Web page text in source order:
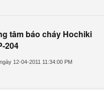
tâm báo cháy Hochiki
204
12-04-2011 11:34:00 PM